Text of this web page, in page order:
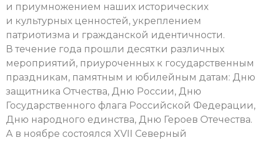
и приумножением наших исторических
и культурных ценностей, укреплением
патриотизма и гражданской идентичности.
В течение года прошли десятки различных
мероприятий, приуроченных к государственным
праздникам, памятным и юбилейным датам: Дню
защитника Отчества, Дню России, Дню
Государственного флага Российской Федерации,
Дню народного единства, Дню Героев Отечества.
А в ноябре состоялся XVII Северный